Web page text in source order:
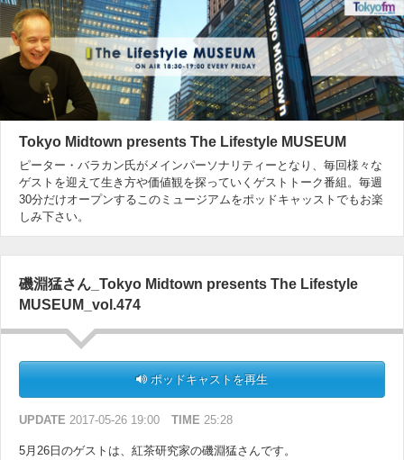
Tokyo Midtown presents The Lifestyle MUSEUM
ピーター・バラカン氏がメインパーソナリティーとなり、毎回様々な
ゲストを迎えて生き方や価値観を探っていくゲストトーク番組。毎週
30分だけオープンするこのミュージアムをポッドキャッストでもお楽
しみ下さい。
磯淵猛さん_Tokyo Midtown presents The Lifestyle
MUSEUM_vol.474
ポッドキャストを再生
UPDATE 2017-05-26 19:00 TIME 25:28
5月26日のゲストは、紅茶研究家の磯淵猛さんです。